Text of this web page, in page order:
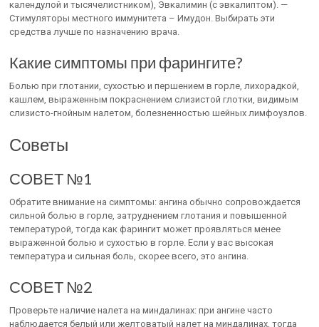
календулой и тысячелистником), Эвкалимин (с эвкалиптом). —
Стимуляторы местного иммунитета – Имудон. Выбирать эти
средства лучше по назначению врача.
Какие симптомы при фарингите?
Болью при глотании, сухостью и першением в горле, лихорадкой,
кашлем, выраженным покраснением слизистой глотки, видимым
слизисто-гнойным налетом, болезненностью шейных лимфоузлов.
Советы
СОВЕТ №1
Обратите внимание на симптомы: ангина обычно сопровождается
сильной болью в горле, затруднением глотания и повышенной
температурой, тогда как фарингит может проявляться менее
выраженной болью и сухостью в горле. Если у вас высокая
температура и сильная боль, скорее всего, это ангина.
СОВЕТ №2
Проверьте наличие налета на миндалинах: при ангине часто
наблюдается белый или желтоватый налет на миндалинах, тогда